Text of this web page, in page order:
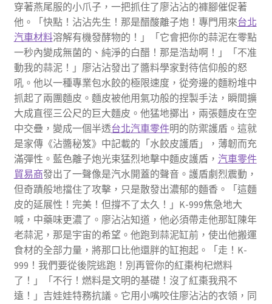
穿著燕尾服的小爪子，一把抓住了廖沾沾的褲腳催促著
他。「快點！沾沾先生！那是醋酸離子炮！專門用來台北
汽車材料溶解有機發酵物的！」「它會把你的蒜泥在零點
一秒內變成無菌的、純淨的白醋！那是浩劫啊！」「不准
動我的蒜泥！」廖沾沾發出了醬料學家對待信仰般的怒
吼。他以一種專業包水餃的極限速度，從旁邊的麵粉堆中
抓起了兩團麵皮。麵皮被他用氣功般的捏製手法，瞬間擴
大成直徑三公尺的巨大麵皮。他猛地擲出，兩張麵皮在空
中交疊，變成一個半透台北汽車零件明的防禦護盾。這就
是家傳《沾醬秘笈》中記載的「水餃皮護盾」，薄韌而充
滿彈性。藍色離子炮光束猛烈地擊中麵皮護盾， 汽車零件
貿易商發出了一聲像是汽水開蓋的聲音。護盾劇烈震動，
但奇蹟般地擋住了攻擊，只是散發出濃郁的麵香。「這麵
皮的延展性！完美！但撐不了太久！」K-999焦急地大
喊，中藥味更濃了。廖沾沾知道，他必須帶走他那缸陳年
老蒜泥，那是宇宙的希望。他跑到蒜泥缸前，使出他搬運
食材的全部力量，將那口比他還胖的缸抱起。「走！K-
999！我們要從後院逃跑！別再管你的紅棗枸杞燃料
了！」「不行！燃料是文明的基礎！沒了紅棗我飛不
遠！」吉娃娃特務抗議。它用小嘴咬住廖沾沾的衣領，同